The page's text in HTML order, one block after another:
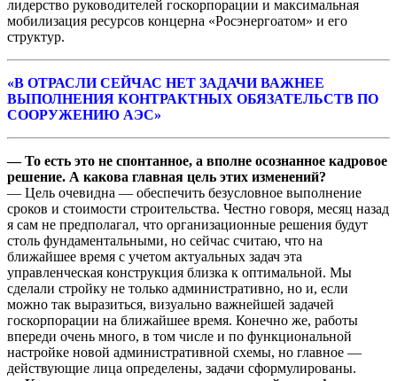
лидерство руководителей госкорпорации и максимальная
мобилизация ресурсов концерна «Росэнергоатом» и его
структур.
«В ОТРАСЛИ СЕЙЧАС НЕТ ЗАДАЧИ ВАЖНЕЕ
ВЫПОЛНЕНИЯ КОНТРАКТНЫХ ОБЯЗАТЕЛЬСТВ ПО
СООРУЖЕНИЮ АЭС»
— То есть это не спонтанное, а вполне осознанное кадровое
решение. А какова главная цель этих изменений?
— Цель очевидна — обеспечить безусловное выполнение
сроков и стоимости строительства. Честно говоря, месяц назад
я сам не предполагал, что организационные решения будут
столь фундаментальными, но сейчас считаю, что на
ближайшее время с учетом актуальных задач эта
управленческая конструкция близка к оптимальной. Мы
сделали стройку не только административно, но и, если
можно так выразиться, визуально важнейшей задачей
госкорпорации на ближайшее время. Конечно же, работы
впереди очень много, в том числе и по функциональной
настройке новой административной схемы, но главное —
действующие лица определены, задачи сформулированы.